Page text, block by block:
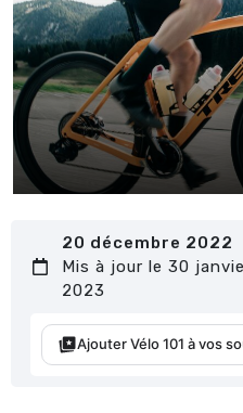
20 décembre 2022
Mis à jour le 30
2023
Ajouter Vélo 101 à vos